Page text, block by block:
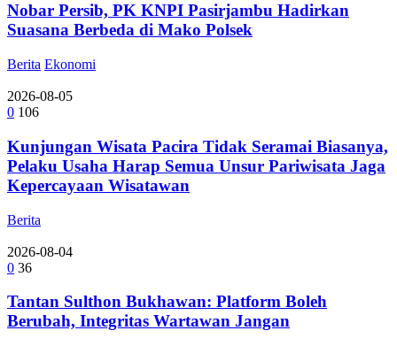
Nobar Persib, PK KNPI Pasirjambu Hadirkan
Suasana Berbeda di Mako Polsek
Berita Ekonomi
2026-08-05
0 106
Kunjungan Wisata Pacira Tidak Seramai Biasanya,
Pelaku Usaha Harap Semua Unsur Pariwisata Jaga
Kepercayaan Wisatawan
Berita
2026-08-04
0 36
Tantan Sulthon Bukhawan: Platform Boleh
Berubah, Integritas Wartawan Jangan